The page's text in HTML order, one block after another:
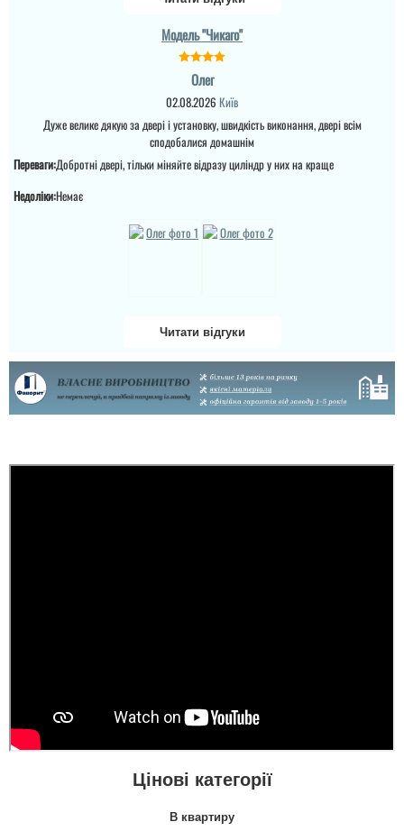
Модель "Чикаго"
Олег
02.08.2026 Київ
Дуже велике дякую за двері і установку, швидкість виконання, двері всім
сподобалися домашнім
Переваги:Добротні двері, тільки міняйте відразу циліндр у них на краще
Недоліки:Немає
Читати відгуки
Цінові категорії
В квартиру